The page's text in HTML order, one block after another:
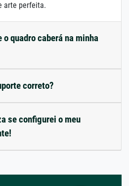
arte perfeita.
o quadro caberá na minha
correto?
se configurei o meu